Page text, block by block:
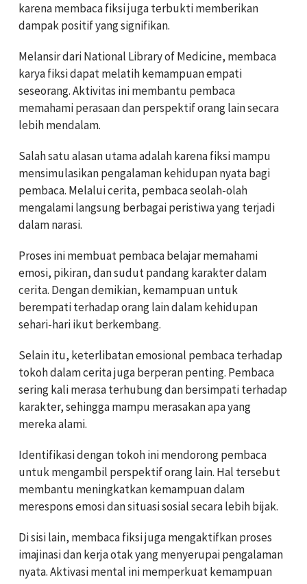
karena membaca fiksi juga terbukti memberikan
dampak positif yang signifikan.
Melansir dari National Library of Medicine, membaca
karya fiksi dapat melatih kemampuan empati
seseorang. Aktivitas ini membantu pembaca
memahami perasaan dan perspektif orang lain secara
lebih mendalam.
Salah satu alasan utama adalah karena fiksi mampu
mensimulasikan pengalaman kehidupan nyata bagi
pembaca. Melalui cerita, pembaca seolah-olah
mengalami langsung berbagai peristiwa yang terjadi
dalam narasi.
Proses ini membuat pembaca belajar memahami
emosi, pikiran, dan sudut pandang karakter dalam
cerita. Dengan demikian, kemampuan untuk
berempati terhadap orang lain dalam kehidupan
sehari-hari ikut berkembang.
Selain itu, keterlibatan emosional pembaca terhadap
tokoh dalam cerita juga berperan penting. Pembaca
sering kali merasa terhubung dan bersimpati terhadap
karakter, sehingga mampu merasakan apa yang
mereka alami.
Identifikasi dengan tokoh ini mendorong pembaca
untuk mengambil perspektif orang lain. Hal tersebut
membantu meningkatkan kemampuan dalam
merespons emosi dan situasi sosial secara lebih bijak.
Di sisi lain, membaca fiksi juga mengaktifkan proses
imajinasi dan kerja otak yang menyerupai pengalaman
nyata. Aktivasi mental ini memperkuat kemampuan